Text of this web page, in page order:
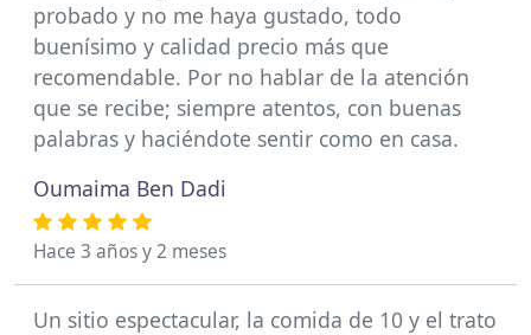
probado y no me haya gustado, todo
buenísimo y calidad precio más que
recomendable. Por no hablar de la atención
que se recibe; siempre atentos, con buenas
palabras y haciéndote sentir como en casa.
Oumaima Ben Dadi
Hace 3 años y 2 meses
Un sitio espectacular, la comida de 10 y el trato